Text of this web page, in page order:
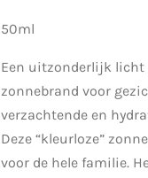
50ml
Een uitzonderlijk licht
zonnebrand voor
verzachtende en
Deze “kleurloze”
voor de hele familie.